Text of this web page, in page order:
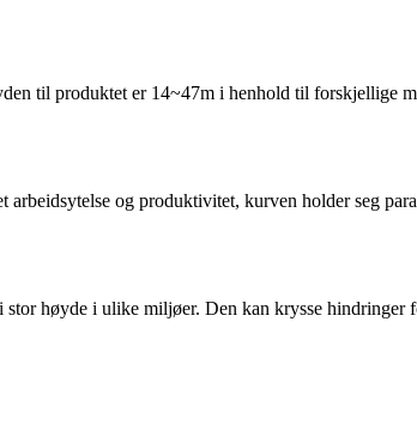
til produktet er 14~47m i henhold til forskjellige
og produktivitet, kurven holder seg
høyde i ulike miljøer. Den kan krysse hindringer